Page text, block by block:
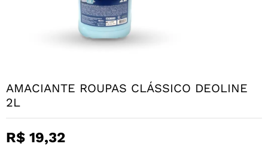
AMACIANTE ROUPAS CLÁSSICO DEOLINE
2L
R$ 19,32